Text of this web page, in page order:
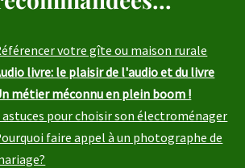
votre gîte ou maison rurale
livre: le plaisir de l'audio et du livre
métier méconnu en plein boom !
astuces pour choisir son électroménager
faire appel à un photographe de